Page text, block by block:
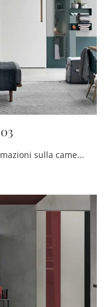
Clicca e ottieni informazioni sulla cameretta per ragazzi Composizione 03! Le Camerette componibili Tomasella ti attendono.